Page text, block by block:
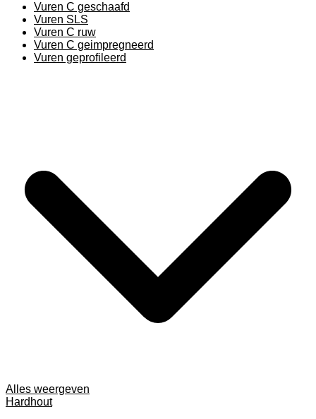
Vuren C geschaafd
Vuren SLS
Vuren C ruw
Vuren C geimpregneerd
Vuren geprofileerd
Alles weergeven
Hardhout